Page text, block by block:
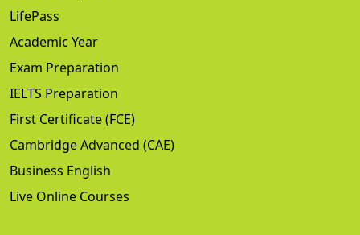
LifePass
Academic Year
Exam Preparation
IELTS Preparation
First Certificate (FCE)
Cambridge Advanced (CAE)
Business English
Live Online Courses